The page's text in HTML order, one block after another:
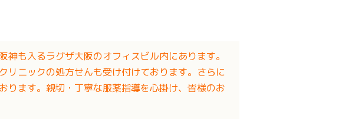
も入るラグザ大阪のオフィスビル内にあります。
リニックの処方せんも受け付けております。さらに
ります。親切・丁寧な服薬指導を心掛け、皆様のお